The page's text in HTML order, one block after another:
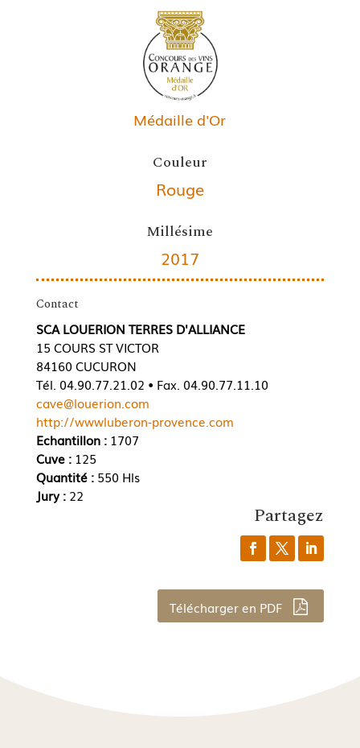
Médaille d'Or
Couleur
Rouge
Millésime
2017
Contact
SCA LOUERION TERRES D'ALLIANCE
15 COURS ST VICTOR
84160 CUCURON
Tél. 04.90.77.21.02 • Fax. 04.90.77.11.10
cave@louerion.com
http://wwwluberon-provence.com
Echantillon :1707
Cuve : 125
Quantité : 550 Hls
Jury : 22
Partagez
Télécharger en PDF